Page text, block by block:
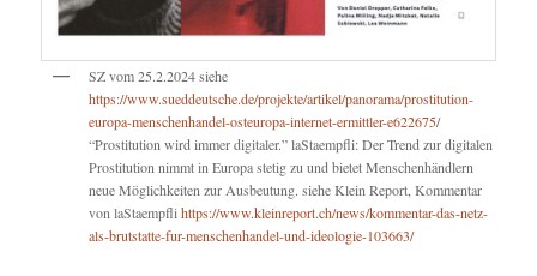
SZ vom 25.2.2024 siehe
https://www.sueddeutsche.de/projekte/artikel/panorama/prostitution-
europa-menschenhandel-osteuropa-internet-ermittler-e622675/
“Prostitution wird immer digitaler.” laStaempfli: Der Trend zur digitalen
Prostitution nimmt in Europa stetig zu und bietet Menschenhändlern
neue Möglichkeiten zur Ausbeutung. siehe Klein Report, Kommentar
von laStaempflihttps://www.kleinreport.ch/news/kommentar-das-netz-
als-brutstatte-fur-menschenhandel-und-ideologie-103663/